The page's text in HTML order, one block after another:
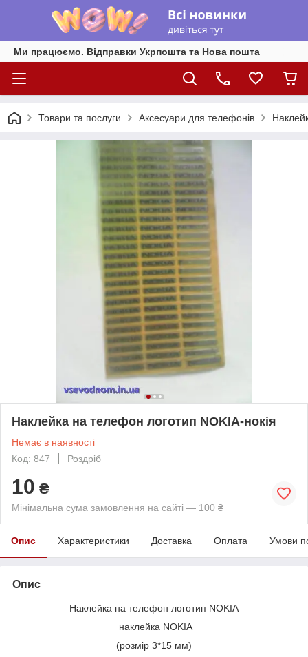
Ми працюємо. Відправки Укрпошта та Нова пошта
Товари та послуги Аксесуари для телефонів
Наклейка на телефон логотип NOKIA-нокія
Немає в наявності
Код: 847
Роздріб
10 ₴
Мінімальна сума замовлення на сайті — 100 ₴
Опис Характеристики Доставка Оплата Умови
Опис
Наклейка на телефон логотип NOKIA
наклейка NOKIA
(розмір 3*15 мм)